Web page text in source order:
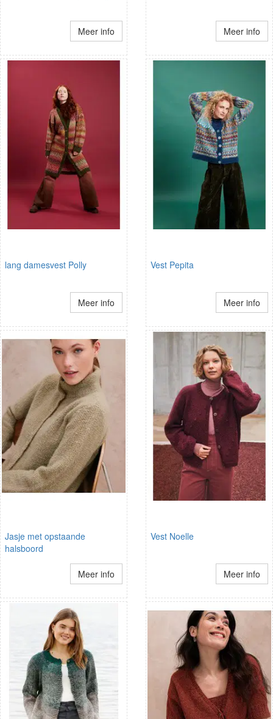
Meer info Meer info
lang damesvest Polly
Meer info
Vest Pepita
Meer info
Jasje met opstaande
halsboord
Meer info
Vest Noelle
Meer info